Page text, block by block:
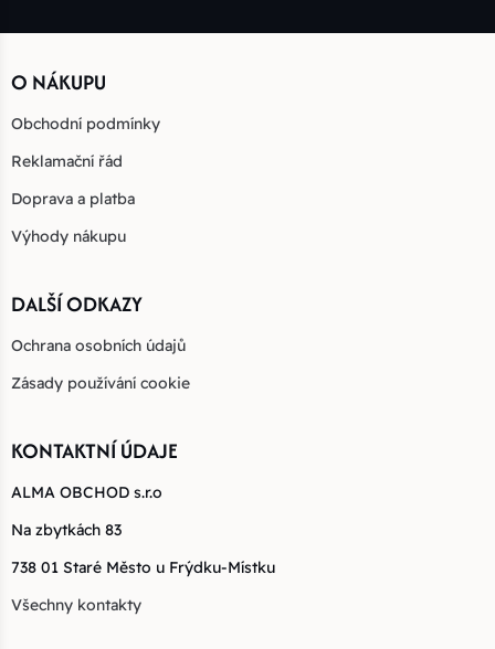
O NÁKUPU
Obchodní podmínky
Reklamační řád
Doprava a platba
Výhody nákupu
DALŠÍ ODKAZY
Ochrana osobních údajů
Zásady používání cookie
KONTAKTNÍ ÚDAJE
ALMA OBCHOD s.r.o
Na zbytkách 83
738 01 Staré Město u Frýdku-Místku
Všechny kontakty